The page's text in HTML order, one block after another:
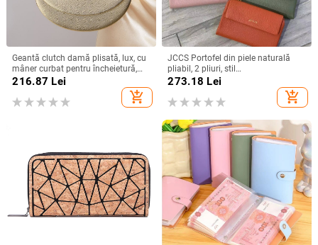
Geantă clutch damă plisată, lux, cu
mâner curbat pentru încheietură,
model nou, potrivită pentru nunți și
seri elegante; poate fi purtat la
încheietură sau peste umăr
216.87 Lei
add_shopping_cart
JCCS Portofel din piele naturală
pliabil, 2 pliuri, stil
business/calatorie, unisex,
273.18 Lei
add_shopping_cart